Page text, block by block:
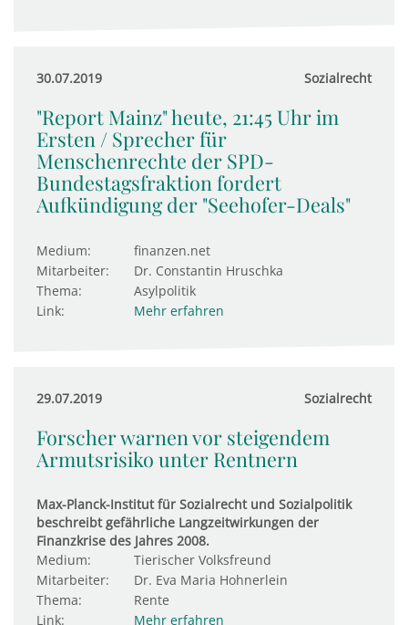
30.07.2019 Sozialrecht
"Report Mainz" heute, 21:45 Uhr im
Ersten / Sprecher für
Menschenrechte der SPD-
Bundestagsfraktion fordert
Aufkündigung der "Seehofer-Deals"
Medium:
finanzen.net
Mitarbeiter:
Dr. Constantin Hruschka
Thema:
Asylpolitik
Link:
Mehr erfahren
29.07.2019 Sozialrecht
Forscher warnen vor steigendem
Armutsrisiko unter Rentnern
Max-Planck-Institut für Sozialrecht und Sozialpolitik
beschreibt gefährliche Langzeitwirkungen der
Finanzkrise des Jahres 2008.
Medium:
Tierischer Volksfreund
Mitarbeiter:
Dr. Eva Maria Hohnerlein
Thema:
Rente
Link:
Mehr erfahren